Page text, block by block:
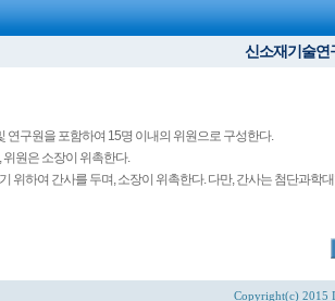
신소재기술연
연구원을 포함하여 15명 이내의 위원으로 구성한다.
원은 소장이 위촉한다.
위하여 간사를 두며, 소장이 위촉한다. 다만, 간사는 첨단과학
Copyright(c) 2015